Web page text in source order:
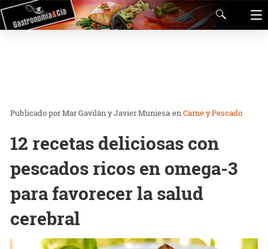
Mar Gavilán y Javier Muniesa enCarne y Pescado
12 recetas deliciosas con
pescados ricos en omega-3
para favorecer la salud
cerebral